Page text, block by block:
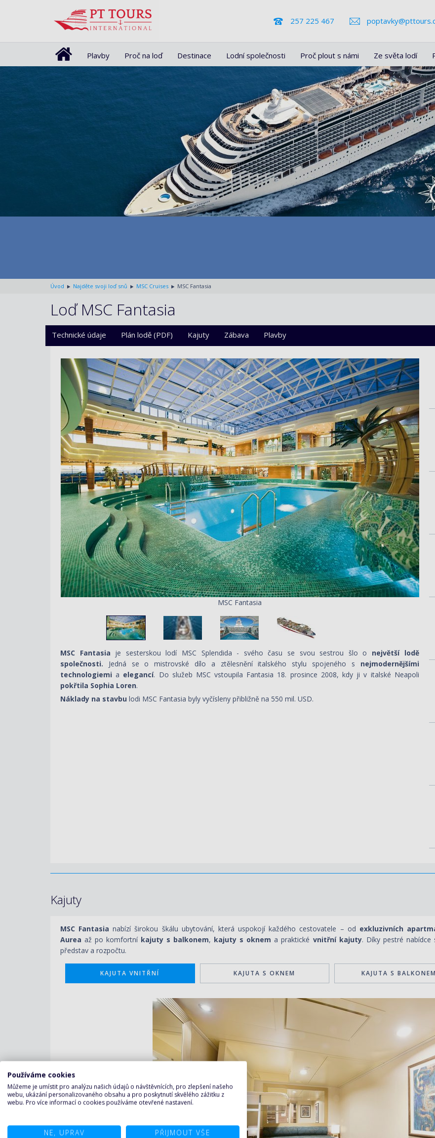
257 225 467
Plavby Proč na loď Destinace Lodní společnosti Proč plout s námi Ze světa lodí
Úvod Najděte svoji loď snů MSC Cruises MSC Fantasia
Loď MSC Fantasia
Technické údaje Plán lodě (PDF) Kajuty Zábava Plavby
MSC Fantasia
MSC Fantasia je sesterskou lodí MSC Splendida - svého času se svou sestrou šlo o největší lodě
společnosti. Jedná se o mistrovské dílo a ztělesnění italského stylu spojeného s nejmodernějšími
technologiemi a elegancí. Do služeb MSC vstoupila Fantasia 18. prosince 2008, kdy ji v italské Neapoli
pokřtila Sophia Loren.
Náklady na stavbu lodi MSC Fantasia byly vyčísleny přibližně na 550 mil. USD.
Kajuty
MSC Fantasia nabízí širokou škálu ubytování, která uspokojí každého cestovatele – od exkluzivních
Aurea až po komfortní kajuty s balkonem, kajuty s oknem a praktické vnitřní kajuty. Díky pestré
představ a rozpočtu.
KAJUTA VNITŘNÍ KAJUTA S OKNEM KAJUTA S BALKONEM
Používáme cookies
Můžeme je umístit pro analýzu našich údajů o návštěvnících, pro zlepšení našeho
webu, ukázání personalizovaného obsahu a pro poskytnutí skvělého zážitku z
webu. Pro více informací o cookies používáme otevřené nastavení.
NE, UPRAV PŘIJMOUT VŠE